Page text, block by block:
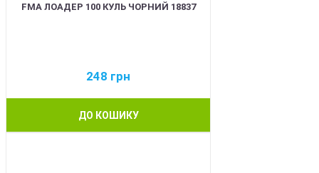
FMA ЛОАДЕР 100 КУЛЬ ЧОРНИЙ 18837
248 грн
ДО КОШИКУ